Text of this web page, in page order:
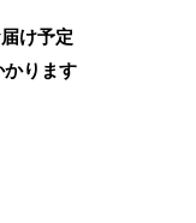
け予定
かります